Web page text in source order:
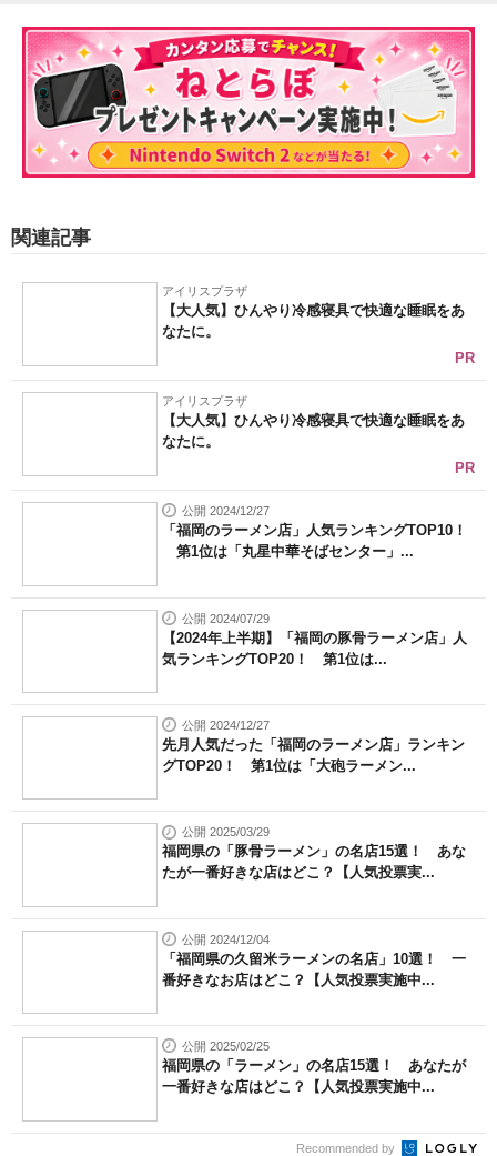
関連記事
アイリスプラザ
【大人気】ひんやり冷感寝具で快適な睡眠をあ
なたに。
PR
アイリスプラザ
【大人気】ひんやり冷感寝具で快適な睡眠をあ
なたに。
PR
公開 2024/12/27
「福岡のラーメン店」人気ランキングTOP10！
第1位は「丸星中華そばセンター」...
公開 2024/07/29
【2024年上半期】「福岡の豚骨ラーメン店」人
気ランキングTOP20！ 第1位は...
公開 2024/12/27
先月人気だった「福岡のラーメン店」ランキン
グTOP20！ 第1位は「大砲ラーメン...
公開 2025/03/29
福岡県の「豚骨ラーメン」の名店15選！ あな
たが一番好きな店はどこ？【人気投票実...
公開 2024/12/04
「福岡県の久留米ラーメンの名店」10選！ 一
番好きなお店はどこ？【人気投票実施中...
公開 2025/02/25
福岡県の「ラーメン」の名店15選！ あなたが
一番好きな店はどこ？【人気投票実施中...
Recommended by